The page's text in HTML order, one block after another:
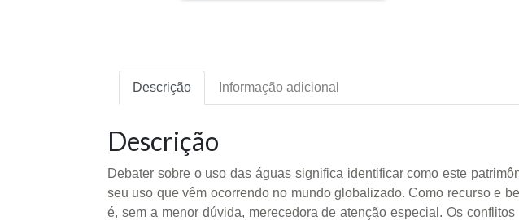
Descrição Informação adicional
Descrição
Debater sobre o uso das águas significa identificar como este
seu uso que vêm ocorrendo no mundo globalizado. Como recurso e
é, sem a menor dúvida, merecedora de atenção especial. Os